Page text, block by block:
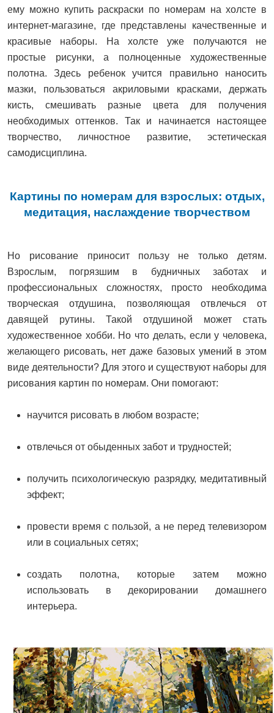
ему можно купить раскраски по номерам на холсте в
интернет-магазине, где представлены качественные и
красивые наборы. На холсте уже получаются не
простые рисунки, а полноценные художественные
полотна. Здесь ребенок учится правильно наносить
мазки, пользоваться акриловыми красками, держать
кисть, смешивать разные цвета для получения
необходимых оттенков. Так и начинается настоящее
творчество, личностное развитие, эстетическая
самодисциплина.
Картины по номерам для взрослых: отдых,
медитация, наслаждение творчеством
Но рисование приносит пользу не только детям.
Взрослым, погрязшим в будничных заботах и
профессиональных сложностях, просто необходима
творческая отдушина, позволяющая отвлечься от
давящей рутины. Такой отдушиной может стать
художественное хобби. Но что делать, если у человека,
желающего рисовать, нет даже базовых умений в этом
виде деятельности? Для этого и существуют наборы для
рисования картин по номерам. Они помогают:
научится рисовать в любом возрасте;
отвлечься от обыденных забот и трудностей;
получить психологическую разрядку, медитативный
эффект;
провести время с пользой, а не перед телевизором
или в социальных сетях;
создать полотна, которые затем можно
использовать в декорировании домашнего
интерьера.